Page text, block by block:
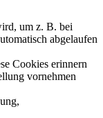
um z. B. bei
abgelaufen
Cookies erinnern
vornehmen